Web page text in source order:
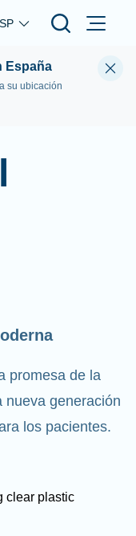
main content
España
su ubicación
promesa de la
nueva generación
los pacientes.